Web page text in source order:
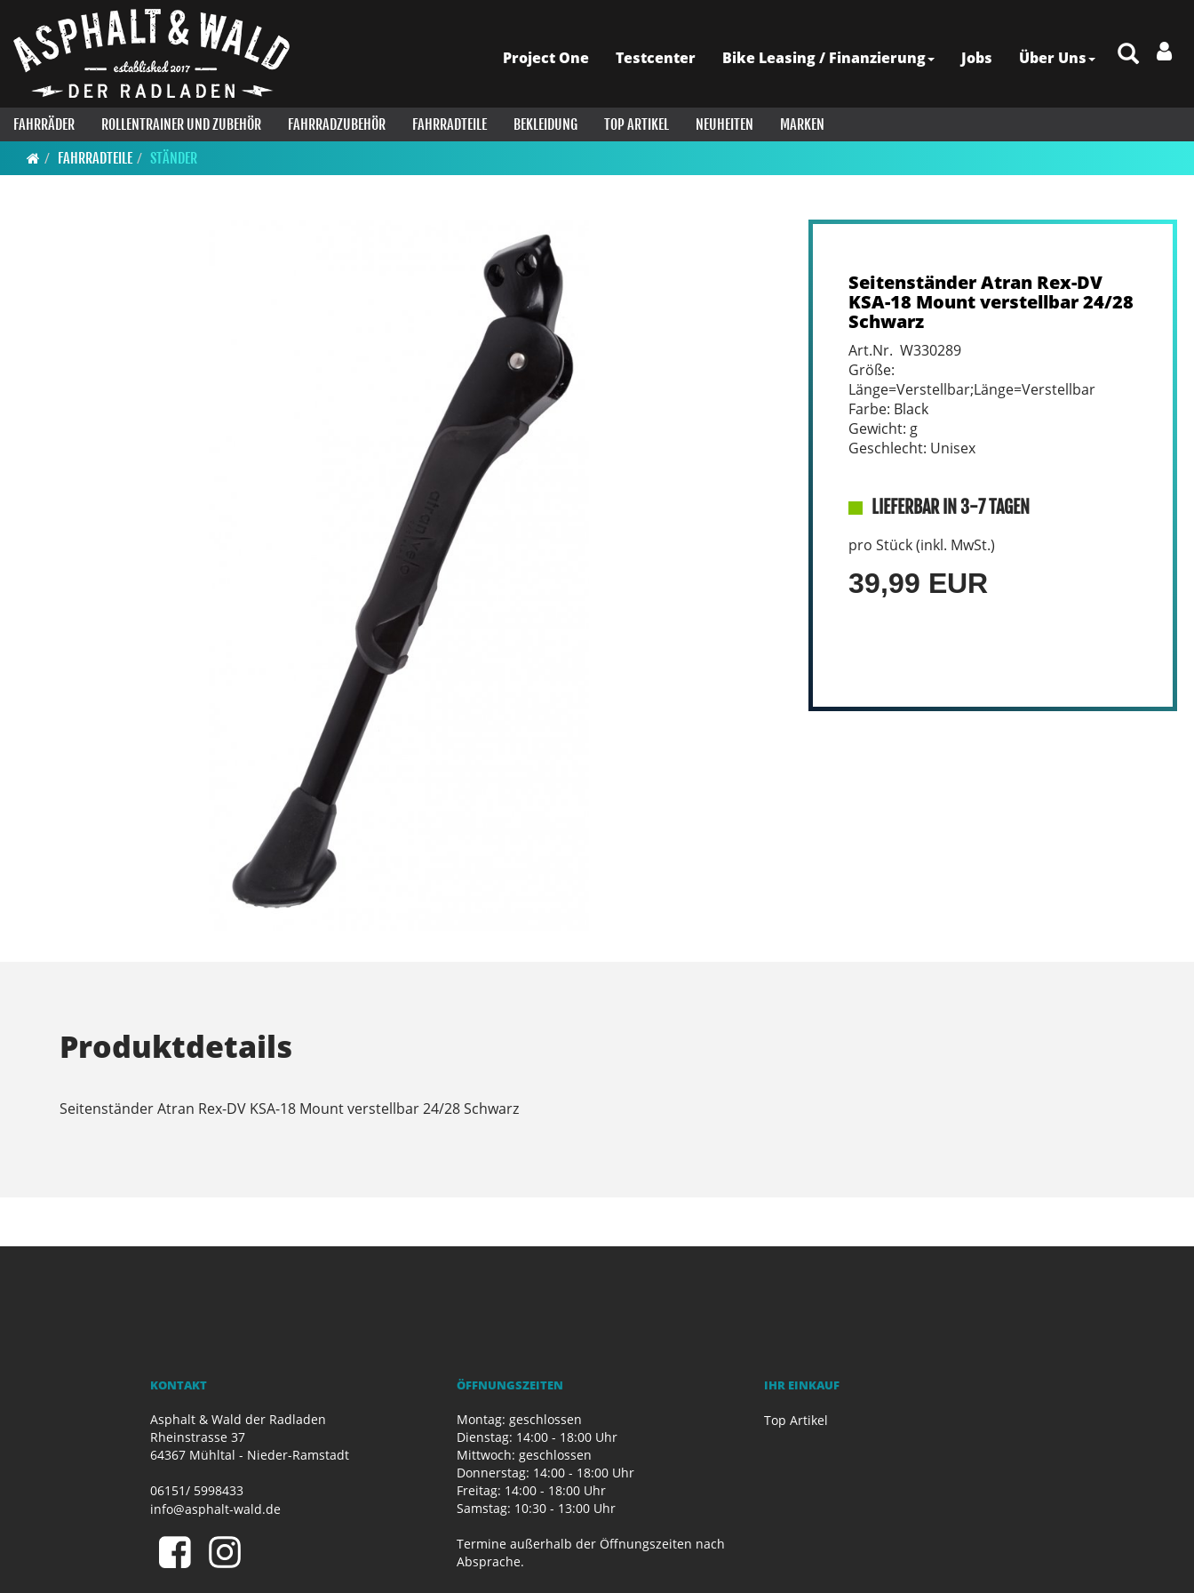
Project One Testcenter Bike Leasing / Finanzierung Jobs Über Uns
FAHRRÄDER ROLLENTRAINER UND ZUBEHÖR FAHRRADZUBEHÖR FAHRRADTEILE BEKLEIDUNG TOP ARTIKEL NEUHEITEN
MARKEN
FAHRRADTEILE
STÄNDER
Seitenständer Atran Rex-DV
KSA-18 Mount verstellbar 24/28
Schwarz
Art.Nr. W330289
Größe:
Länge=Verstellbar;Länge=Verstellbar
Farbe: Black
Gewicht: g
Geschlecht: Unisex
LIEFERBAR IN 3-7 TAGEN
pro Stück (inkl. MwSt.)
39,99 EUR
Produktdetails
Seitenständer Atran Rex-DV KSA-18 Mount verstellbar 24/28 Schwarz
KONTAKT
Asphalt & Wald der Radladen
Rheinstrasse 37
64367 Mühltal - Nieder-Ramstadt
06151/ 5998433
info@asphalt-wald.de
ÖFFNUNGSZEITEN
Montag: geschlossen
Dienstag: 14:00 - 18:00 Uhr
Mittwoch: geschlossen
Donnerstag: 14:00 - 18:00 Uhr
Freitag: 14:00 - 18:00 Uhr
Samstag: 10:30 - 13:00 Uhr
Termine außerhalb der Öffnungszeiten nach
Absprache.
IHR EINKAUF
Top Artikel